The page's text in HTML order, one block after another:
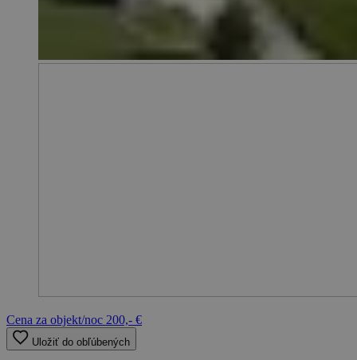
Cena za objekt/noc 200,- €
Uložiť do obľúbených